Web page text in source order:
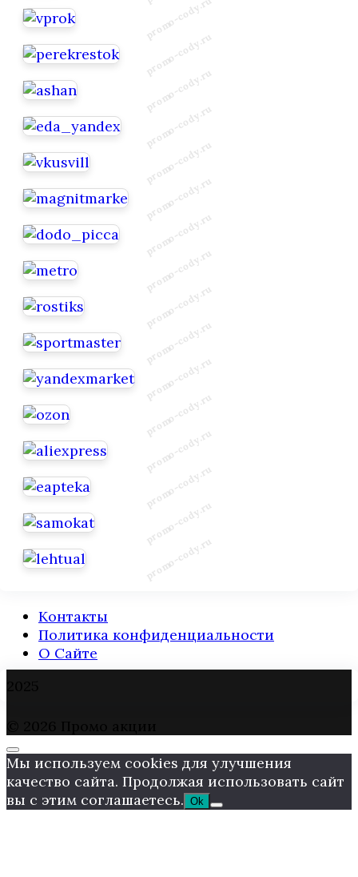
Контакты
Политика конфиденциальности
О Сайте
Мы используем cookies для улучшения
качество сайта. Продолжая использовать сайт
вы с этим соглашаетесь. Ok